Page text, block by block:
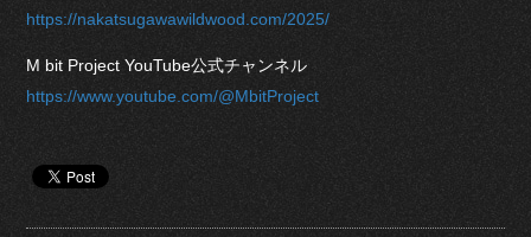
https://nakatsugawawildwood.com/2025/
M bit Project YouTube公式チャンネル
https://www.youtube.com/@MbitProject